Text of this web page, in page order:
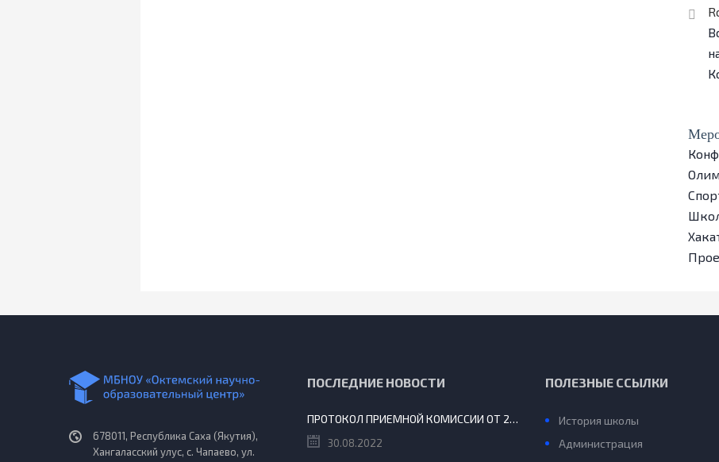
678011, Республика Саха (Якутия),
Хангаласский улус, с. Чапаево, ул.
ПОСЛЕДНИЕ НОВОСТИ
ПРОТОКОЛ ПРИЕМНОЙ КОМИССИИ ОТ 29.08.2022 Г.
30.08.2022
ПОЛЕЗНЫЕ ССЫЛКИ
История школы
Администрация